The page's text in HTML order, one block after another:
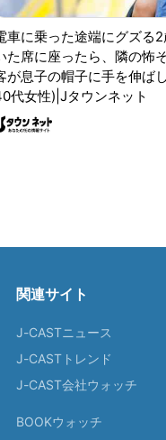
車に乗った途端にグズる
た席に座ったら、隣の怖
が息子の帽子に手を伸ば
代女性)|Jタウンネット
関連サイト
J-CASTニュース
J-CASTトレンド
J-CAST会社ウォッチ
BOOKウォッチ